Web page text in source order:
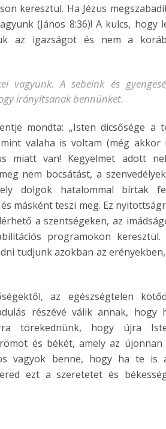
keresztül. Ha Jézus
(János 8:36)! A kulcs, hogy
az igazságot és nem a
vagyunk. A sebeink és
irányítsanak bennünket.
mondta: „Isten dicsősége a
valaha is voltam (még akkor
miatt van! Kegyelmet adott
nem bocsátást, a
dolgok hatalommal bírtak
másként teszi meg. Ez
a szentségeken, az
programokon keresztül.
tudjunk azokban az
az egészségtelen
részévé válik annak, hogy
törekednünk, hogy újra
és békét, amely az
vagyok benne, hogy ha te is
ezt a szeretetet és